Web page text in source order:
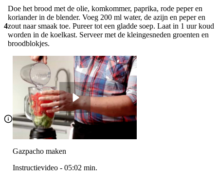
4
Doe het brood met de olie, komkommer, paprika, rode peper en
koriander in de blender. Voeg 200 ml water, de azijn en peper en
zout naar smaak toe. Pureer tot een gladde soep. Laat in 1 uur koud
worden in de koelkast. Serveer met de kleingesneden groenten en
broodblokjes.
Gazpacho maken
Instructievideo - 05:02 min.